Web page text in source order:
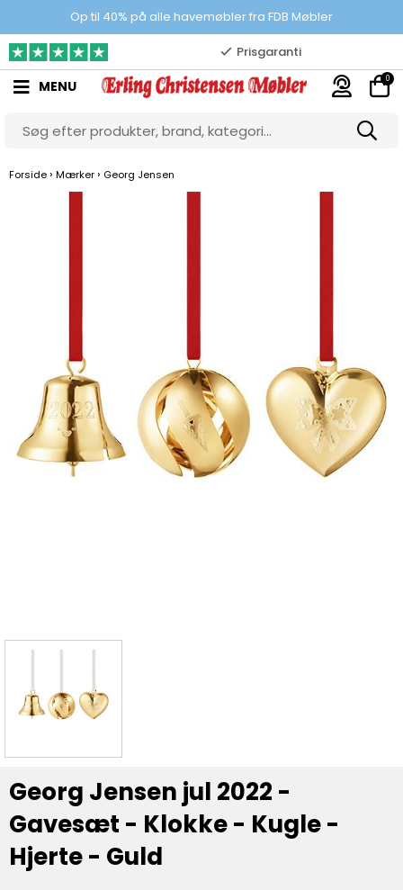
Op til 40% på alle havemøbler fra FDB Møbler
100% danskejet webshop
Prisgaranti
10.000 m2 showroom
Gratis & gode parkeringsforhold
MENU 0
Forside › Mærker › Georg Jensen
Georg Jensen jul 2022 -
Gavesæt - Klokke - Kugle -
Hjerte - Guld